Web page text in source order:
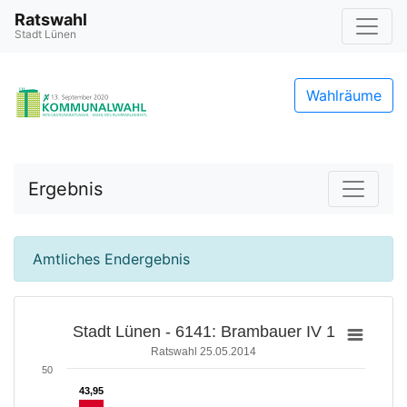
Ratswahl
Stadt Lünen
Wahlräume
Ergebnis
Amtliches Endergebnis
Stadt Lünen - 6141: Brambauer IV 1
Ratswahl 25.05.2014
43,95
43,95
50